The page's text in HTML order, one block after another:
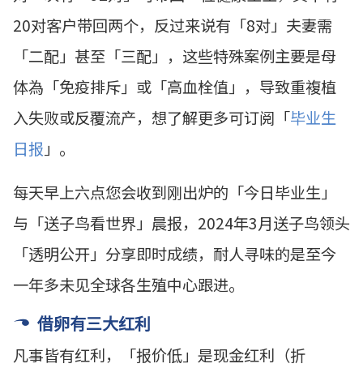
20对客户带回两个，反过来说有「8对」夫妻需
「二配」甚至「三配」，这些特殊案例主要是母
体為「免疫排斥」或「高血栓值」，导致重複植
入失败或反覆流产，想了解更多可订阅「毕业生
日报 」 。
每天早上六点您会收到刚出炉的「今日毕业生」
与「送子鸟看世界」晨报，2024年3月送子鸟领头
「透明公开」分享即时成绩，耐人寻味的是至今
一年多未见全球各生殖中心跟进。
借卵有三大红利
凡事皆有红利， 「报价低」 是现金红利 （折